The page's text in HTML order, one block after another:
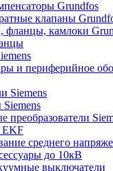
Grundfos
клапаны
фланцы, камлоки
и периферийное
Siemens
преобразователи
EKF
среднего
до 10кВ
выключатели